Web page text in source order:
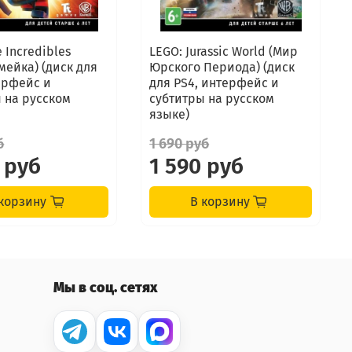
Incredibles
(диск для
и
на русском
LEGO: Jurassic World (Мир
Юрского Периода) (диск
для PS4, интерфейс и
субтитры на русском
языке)
1 690 руб
1 590 руб
В корзину
Мы в соц. сетях